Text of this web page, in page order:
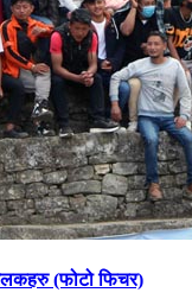
(फोटो फिचर)